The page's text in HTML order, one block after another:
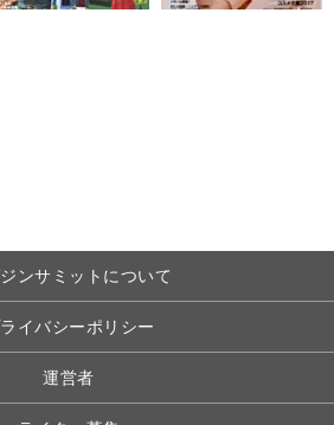
ンサミットについて
イバシーポリシー
運営者